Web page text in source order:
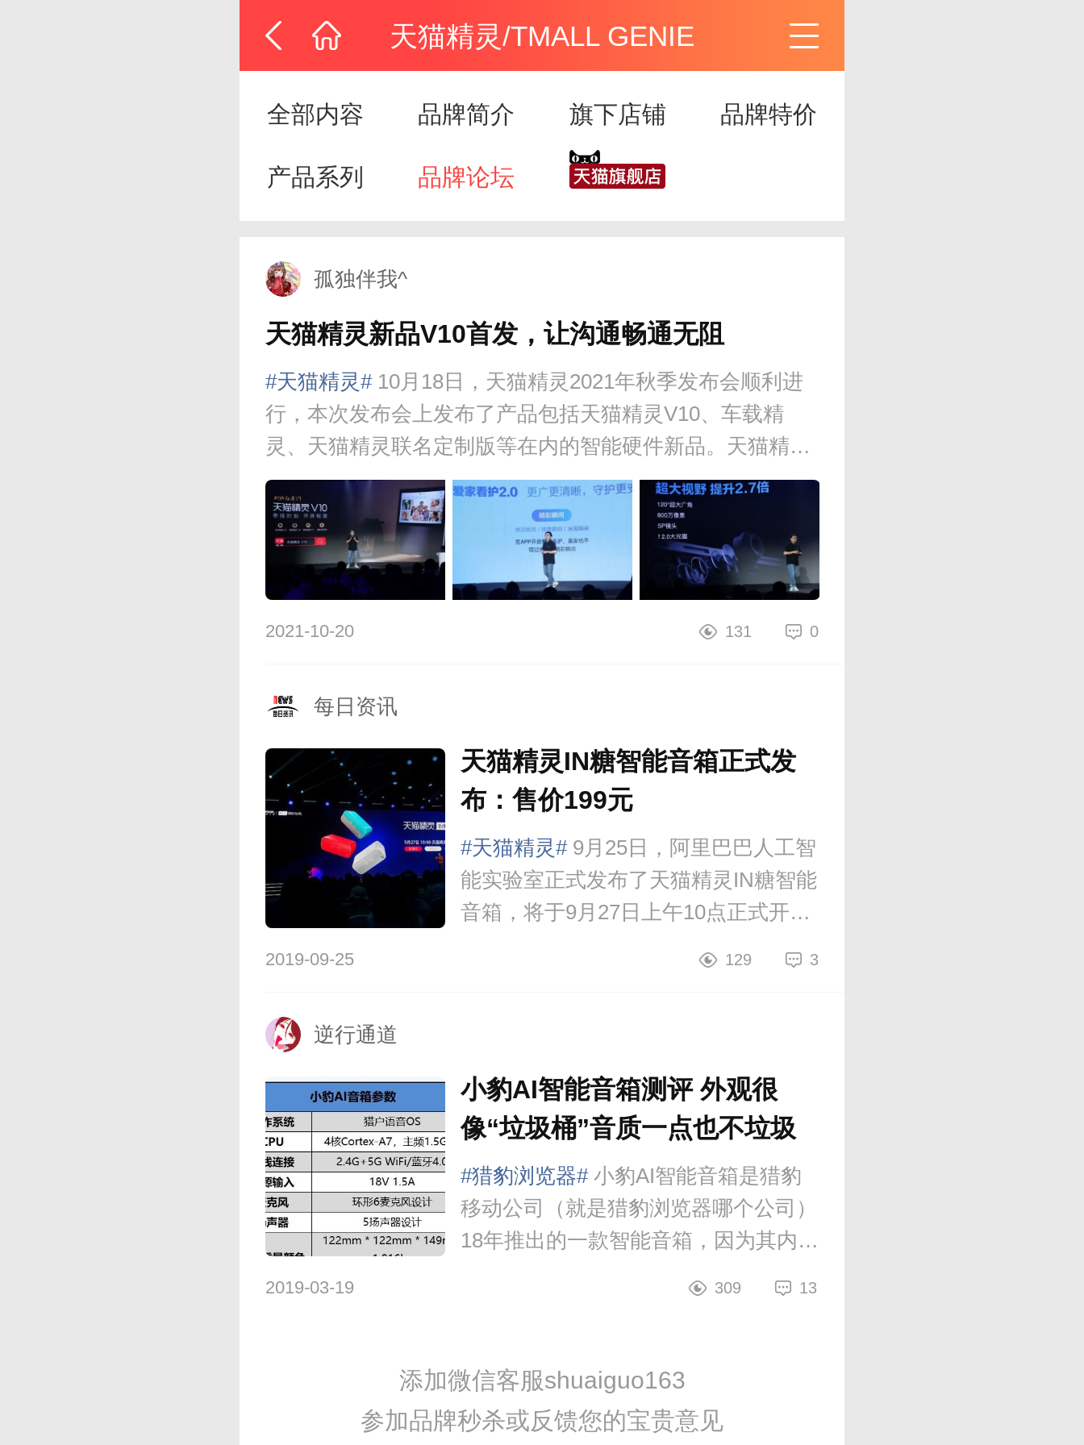
天猫精灵/TMALL GENIE
全部内容 品牌简介 旗下店铺 品牌特价
产品系列 品牌论坛
孤独伴我^
天猫精灵新品V10首发，让沟通畅通无阻
#天猫精灵# 10月18日，天猫精灵2021年秋季发布会顺利进
行，本次发布会上发布了产品包括天猫精灵V10、车载精
灵、天猫精灵联名定制版等在内的智能硬件新品。天猫精灵
V10是，为了让异地家...
2021-10-20 131 0
每日资讯
天猫精灵IN糖智能音箱正式发
布：售价199元
#天猫精灵# 9月25日，阿里巴巴人工智
能实验室正式发布了天猫精灵IN糖智能
音箱，将于9月27日上午10点正式开
2019-09-25 129 3
逆行通道
小豹AI智能音箱测评 外观很
像“垃圾桶”音质一点也不垃圾
#猎豹浏览器# 小豹AI智能音箱是猎豹
移动公司（就是猎豹浏览器哪个公司）
18年推出的一款智能音箱，因为其内置
2019-03-19 309 13
添加微信客服shuaiguo163
参加品牌秒杀或反馈您的宝贵意见